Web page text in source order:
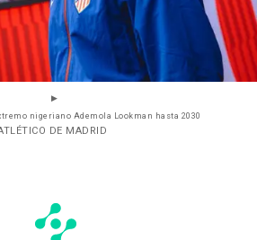
nigeriano Ademola Lookman hasta 2030
DE MADRID